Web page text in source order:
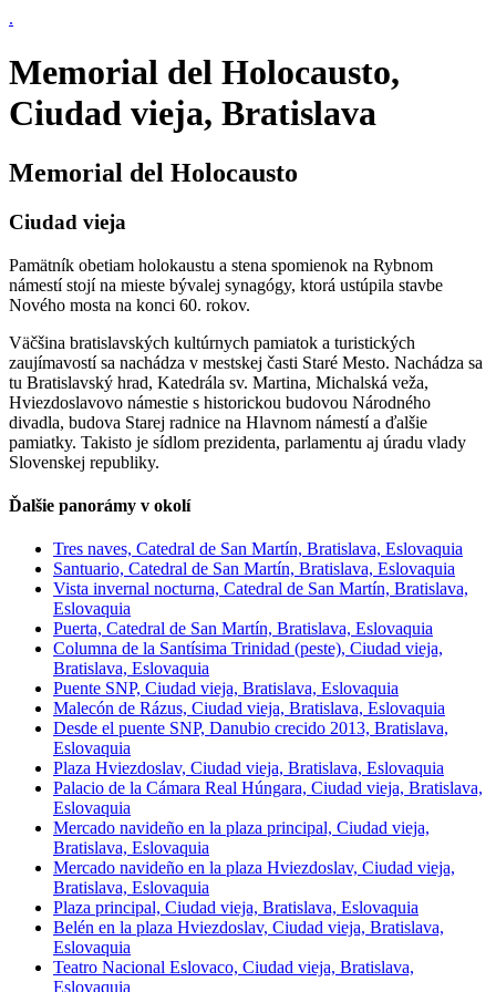
.
Memorial del Holocausto,
Ciudad vieja, Bratislava
Memorial del Holocausto
Ciudad vieja
Pamätník obetiam holokaustu a stena spomienok na Rybnom
námestí stojí na mieste bývalej synagógy, ktorá ustúpila stavbe
Nového mosta na konci 60. rokov.
Väčšina bratislavských kultúrnych pamiatok a turistických
zaujímavostí sa nachádza v mestskej časti Staré Mesto. Nachádza sa
tu Bratislavský hrad, Katedrála sv. Martina, Michalská veža,
Hviezdoslavovo námestie s historickou budovou Národného
divadla, budova Starej radnice na Hlavnom námestí a ďalšie
pamiatky. Takisto je sídlom prezidenta, parlamentu aj úradu vlady
Slovenskej republiky.
Ďalšie panorámy v okolí
Tres naves, Catedral de San Martín, Bratislava, Eslovaquia
Santuario, Catedral de San Martín, Bratislava, Eslovaquia
Vista invernal nocturna, Catedral de San Martín, Bratislava,
Eslovaquia
Puerta, Catedral de San Martín, Bratislava, Eslovaquia
Columna de la Santísima Trinidad (peste), Ciudad vieja,
Bratislava, Eslovaquia
Puente SNP, Ciudad vieja, Bratislava, Eslovaquia
Malecón de Rázus, Ciudad vieja, Bratislava, Eslovaquia
Desde el puente SNP, Danubio crecido 2013, Bratislava,
Eslovaquia
Plaza Hviezdoslav, Ciudad vieja, Bratislava, Eslovaquia
Palacio de la Cámara Real Húngara, Ciudad vieja, Bratislava,
Eslovaquia
Mercado navideño en la plaza principal, Ciudad vieja,
Bratislava, Eslovaquia
Mercado navideño en la plaza Hviezdoslav, Ciudad vieja,
Bratislava, Eslovaquia
Plaza principal, Ciudad vieja, Bratislava, Eslovaquia
Belén en la plaza Hviezdoslav, Ciudad vieja, Bratislava,
Eslovaquia
Teatro Nacional Eslovaco, Ciudad vieja, Bratislava,
Eslovaquia